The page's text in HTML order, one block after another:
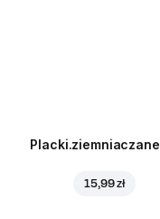
Placki.ziemniaczane
15,99 zł